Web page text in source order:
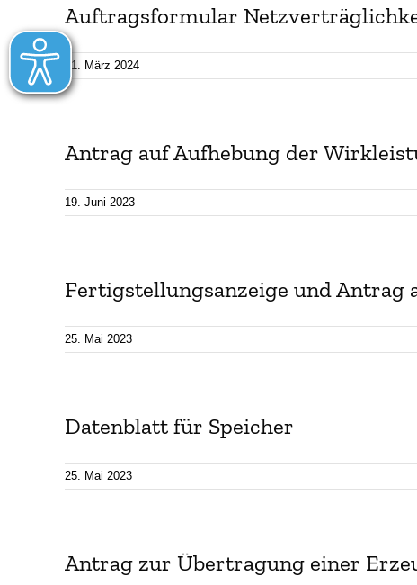
Batteriespeicherstrom
Wallboxstrom
Zählerwechsel-Service
Standrohr mieten
Störung
Energiehaus
Auftragsformular
21. März 2024
Antrag auf Aufhebung der
19. Juni 2023
Fertigstellungsanzeige und
25. Mai 2023
Datenblatt für Speicher
25. Mai 2023
Antrag zur Übertragung einer